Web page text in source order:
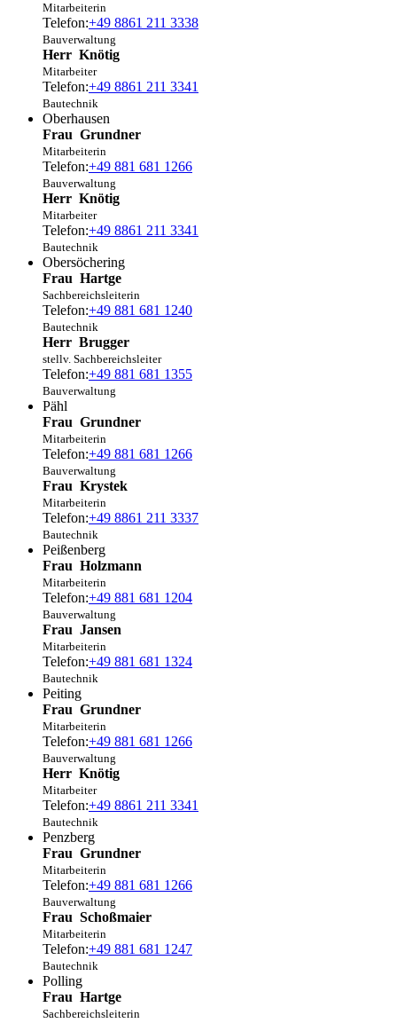
Mitarbeiterin
Telefon:+49 8861 211 3338
Bauverwaltung
Herr Knötig
Mitarbeiter
Telefon:+49 8861 211 3341
Bautechnik
Oberhausen
Frau Grundner
Mitarbeiterin
Telefon:+49 881 681 1266
Bauverwaltung
Herr Knötig
Mitarbeiter
Telefon:+49 8861 211 3341
Bautechnik
Obersöchering
Frau Hartge
Sachbereichsleiterin
Telefon:+49 881 681 1240
Bautechnik
Herr Brugger
stellv. Sachbereichsleiter
Telefon:+49 881 681 1355
Bauverwaltung
Pähl
Frau Grundner
Mitarbeiterin
Telefon:+49 881 681 1266
Bauverwaltung
Frau Krystek
Mitarbeiterin
Telefon:+49 8861 211 3337
Bautechnik
Peißenberg
Frau Holzmann
Mitarbeiterin
Telefon:+49 881 681 1204
Bauverwaltung
Frau Jansen
Mitarbeiterin
Telefon:+49 881 681 1324
Bautechnik
Peiting
Frau Grundner
Mitarbeiterin
Telefon:+49 881 681 1266
Bauverwaltung
Herr Knötig
Mitarbeiter
Telefon:+49 8861 211 3341
Bautechnik
Penzberg
Frau Grundner
Mitarbeiterin
Telefon:+49 881 681 1266
Bauverwaltung
Frau Schoßmaier
Mitarbeiterin
Telefon:+49 881 681 1247
Bautechnik
Polling
Frau Hartge
Sachbereichsleiterin